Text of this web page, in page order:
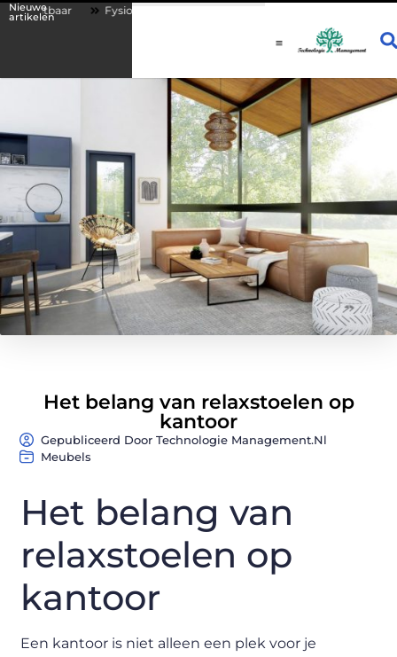
Nieuwe
artikelen Fysio Drachten: persoonlijke begeleiding bij lichamelijke
Het belang van relaxstoelen op
kantoor
Gepubliceerd Door Technologie Management.nl
Meubels
Het belang van
relaxstoelen op
kantoor
Een kantoor is niet alleen een plek voor je